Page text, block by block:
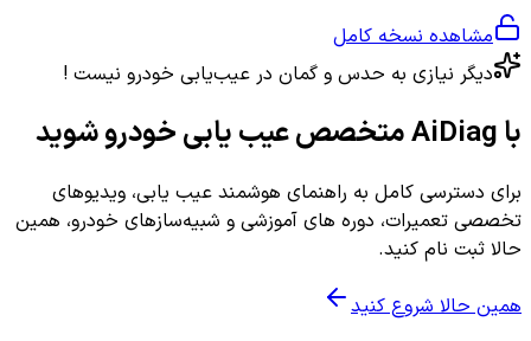
مشاهده نسخه کامل
دیگر نیازی به حدس و گمان در عیب‌یابی خودرو نیست !
با AiDiag متخصص عیب یابی خودرو شوید
برای دسترسی کامل به راهنمای هوشمند عیب یابی، ویدیوهای
تخصصی تعمیرات، دوره های آموزشی و شبیه‌سازهای خودرو، همین
حالا ثبت نام کنید.
همین حالا شروع کنید